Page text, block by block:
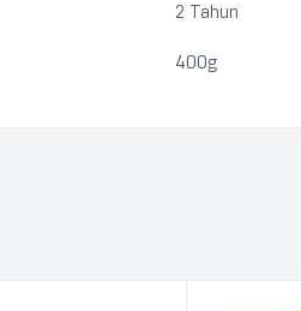
2 Tahun
400g